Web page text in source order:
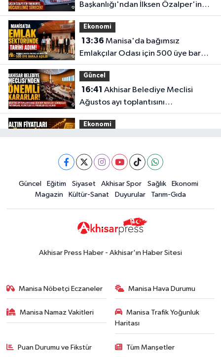
Başkanlığı'ndan İlksen Özalper'in
gözaltına alınmasına tepki
Ekonomi
13:36
Emlakçılar Odası için 500 üye barajı
aşıldı
Güncel
16:41
Ağustos ayı toplantısını
gerçekleştirdi
Ekonomi
15:02Akhisar'da sıcak hava etkisini
sürdürüyor! İşte 5 günlük hava
Güncel
14:53
Çanakkale'nin tarihini yerinde
Güncel Eğitim Siyaset Akhisar Spor Sağlık
Ekonomi
Magazin
Kültür-Sanat Duyurular Tarım-Gıda
Akhisar Press Haber - Akhisar'ın Haber Sitesi
Manisa Nöbetçi Eczaneler Manisa Hava Durumu
Manisa Namaz Vakitleri
Manisa Trafik Yoğunluk
Haritası
Puan Durumu ve Fikstür Tüm Manşetler